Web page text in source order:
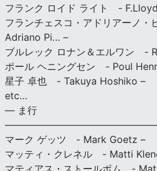
フランク ロイド ライト -
フランチェスコ・アドリアーノ
Adriano Pi… –
ブルレック ロナン＆エルワン -
ポール ヘニングセン - Poul
星子 卓也 - Takuya Hoshiko –
etc…
— ま行
マーク ゲッツ - Mark Goetz –
マッティ・クレネル - Matti
マティアス・ストールボム -